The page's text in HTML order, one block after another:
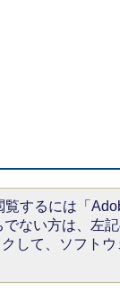
覧するには「
でない方は、左
して、ソフト